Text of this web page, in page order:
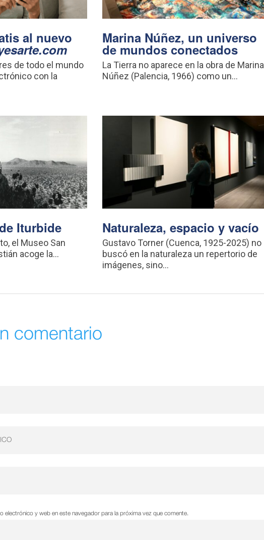
al nuevo
de todo el mundo
con la
Marina Núñez, un universo
de mundos conectados
La Tierra no aparece en la obra de Marina
Núñez (Palencia, 1966) como un...
Iturbide
el Museo San
acoge la...
Naturaleza, espacio y vacío
Gustavo Torner (Cuenca, 1925-2025) no
buscó en la naturaleza un repertorio de
imágenes, sino...
comentario
electrónico y web en este navegador para la próxima vez que comente.